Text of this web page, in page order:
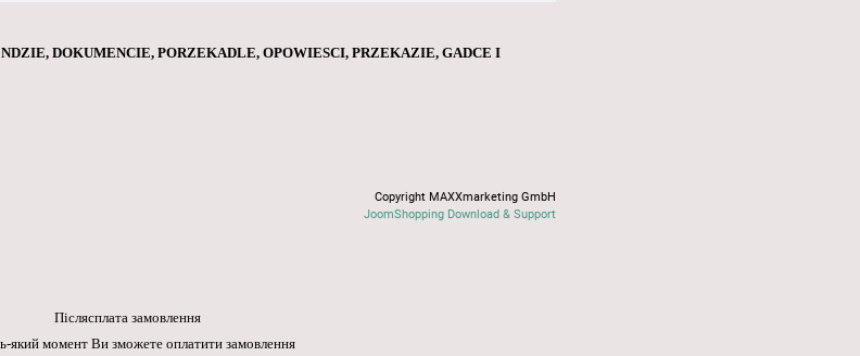
DOKUMENCIE, PORZEKADLE, OPOWIESCI, PRZEKAZIE, GADCE I
Copyright MAXXmarketing GmbH
JoomShopping Download & Support
Післясплата замовлення
який момент Ви зможете оплатити замовлення